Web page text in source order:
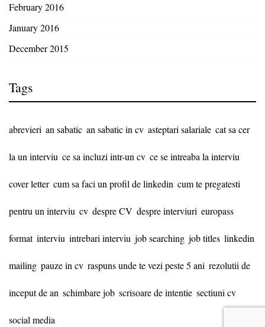
February 2016
January 2016
December 2015
Tags
abrevieri an sabatic an sabatic in cv asteptari salariale cat sa cer
la un interviu ce sa incluzi intr-un cv ce se intreaba la interviu
cover letter cum sa faci un profil de linkedin cum te pregatesti
pentru un interviu cv despre CV despre interviuri europass
format interviu intrebari interviu job searching job titles linkedin
mailing pauze in cv raspuns unde te vezi peste 5 ani rezolutii de
inceput de an schimbare job scrisoare de intentie sectiuni cv
social media